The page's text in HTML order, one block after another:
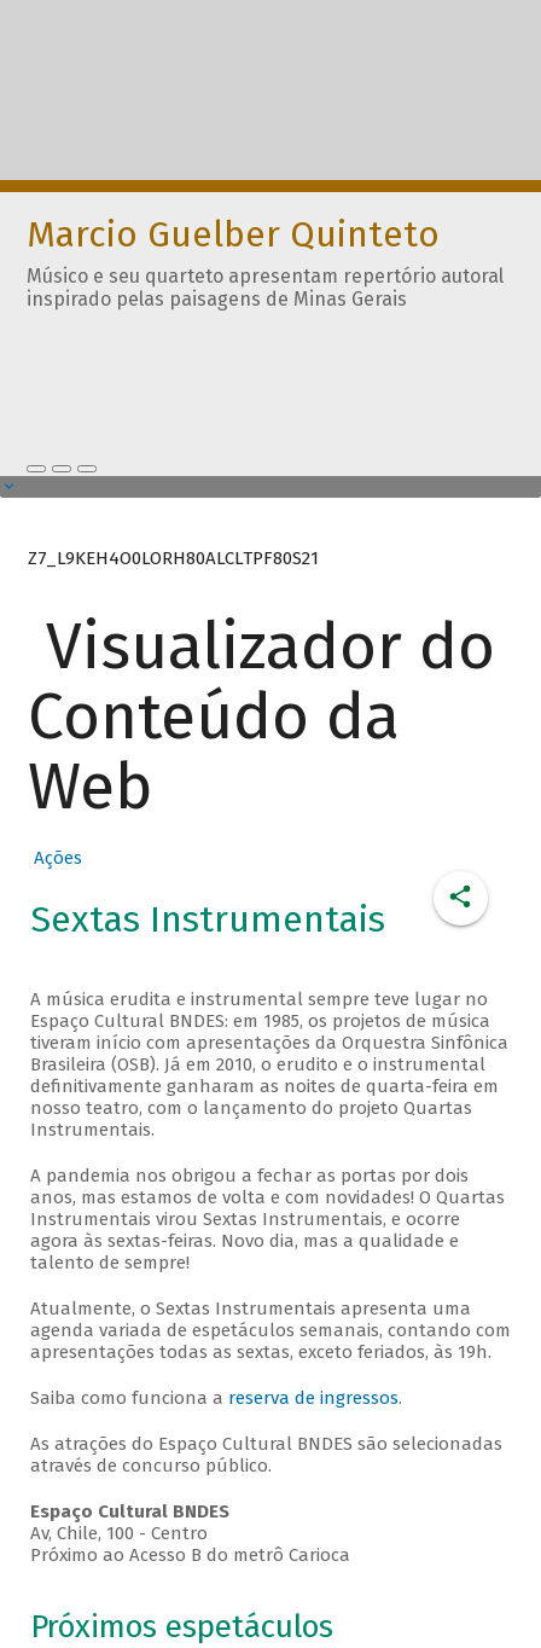
Marcio Guelber Quinteto
Músico e seu quarteto apresentam repertório autoral
inspirado pelas paisagens de Minas Gerais
Z7_L9KEH4O0LORH80ALCLTPF80S21
Visualizador do
Conteúdo da
Web
Ações
Sextas Instrumentais
A música erudita e instrumental sempre teve lugar no
Espaço Cultural BNDES: em 1985, os projetos de música
tiveram início com apresentações da Orquestra Sinfônica
Brasileira (OSB). Já em 2010, o erudito e o instrumental
definitivamente ganharam as noites de quarta-feira em
nosso teatro, com o lançamento do projeto Quartas
Instrumentais.
A pandemia nos obrigou a fechar as portas por dois
anos, mas estamos de volta e com novidades! O Quartas
Instrumentais virou Sextas Instrumentais, e ocorre
agora às sextas-feiras. Novo dia, mas a qualidade e
talento de sempre!
Atualmente, o Sextas Instrumentais apresenta uma
agenda variada de espetáculos semanais, contando com
apresentações todas as sextas, exceto feriados, às 19h.
Saiba como funciona a reserva de ingressos.
As atrações do Espaço Cultural BNDES são selecionadas
através de concurso público.
Espaço Cultural BNDES
Av, Chile, 100 - Centro
Próximo ao Acesso B do metrô Carioca
Próximos espetáculos